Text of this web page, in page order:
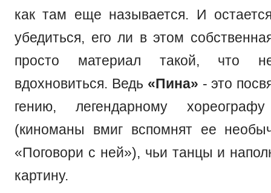
как там еще называется. И
убедиться, его ли в этом
просто материал такой, что
вдохновиться. Ведь «Пина» - это
гению, легендарному
(киноманы вмиг вспомнят ее
«Поговори с ней»), чьи танцы и
картину.